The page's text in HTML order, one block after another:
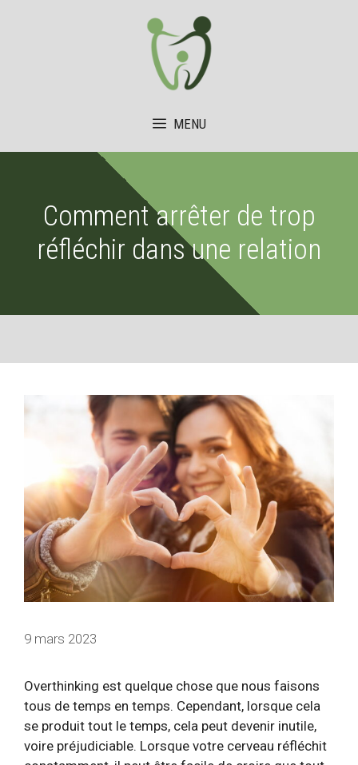
MENU
Comment arrêter de trop
réfléchir dans une relation
9 mars 2023
Overthinking est quelque chose que nous faisons
tous de temps en temps. Cependant, lorsque cela
se produit tout le temps, cela peut devenir inutile,
voire préjudiciable. Lorsque votre cerveau réfléchit